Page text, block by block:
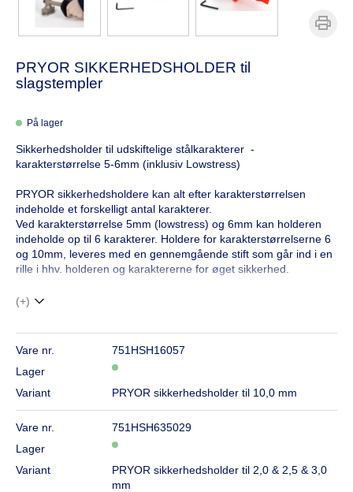
PRYOR SIKKERHEDSHOLDER til
slagstempler
På lager
Sikkerhedsholder til udskiftelige stålkarakterer -
karakterstørrelse 5-6mm (inklusiv Lowstress)
PRYOR sikkerhedsholdere kan alt efter karakterstørrelsen
indeholde et forskelligt antal karakterer.
Ved karakterstørrelse 5mm (lowstress) og 6mm kan holderen
indeholde op til 6 karakterer. Holdere for karakterstørrelserne 6
og 10mm, leveres med en gennemgående stift som går ind i en
rille i hhv. holderen og karaktererne for øget sikkerhed.
(+)
Vare nr.
751HSH16057
Lager
Variant
PRYOR sikkerhedsholder til 10,0 mm
Vare nr.
751HSH635029
Lager
Variant
PRYOR sikkerhedsholder til 2,0 & 2,5 & 3,0
mm